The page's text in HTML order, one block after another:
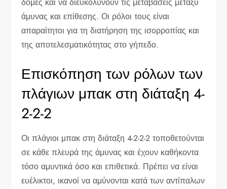
άμυνας και επίθεσης. Οι ρόλοι τους είναι
απαραίτητοι για τη διατήρηση της ισορροπίας και
της αποτελεσματικότητας στο γήπεδο.
Επισκόπηση των ρόλων των
πλάγιων μπακ στη διάταξη 4-
2-2-2
Οι πλάγιοι μπακ στη διάταξη 4-2-2-2 τοποθετούνται
σε κάθε πλευρά της άμυνας και έχουν καθήκοντα
τόσο αμυντικά όσο και επιθετικά. Πρέπει να είναι
ευέλικτοι, ικανοί να αμύνονται κατά των αντίπαλων